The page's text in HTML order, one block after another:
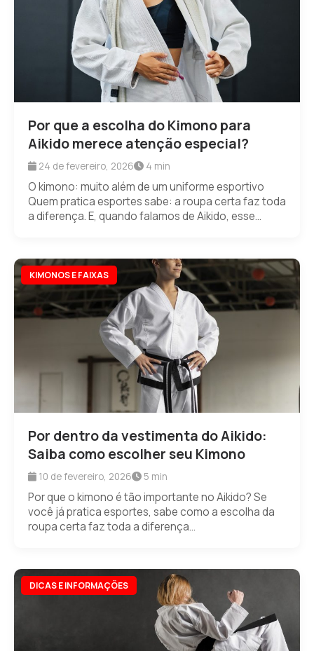
Por que a escolha do Kimono para
Aikido merece atenção especial?
24 de fevereiro, 2026 4 min
O kimono: muito além de um uniforme esportivo
Quem pratica esportes sabe: a roupa certa faz toda
a diferença. E, quando falamos de Aikido, esse...
KIMONOS E FAIXAS
Por dentro da vestimenta do Aikido:
Saiba como escolher seu Kimono
10 de fevereiro, 2026 5 min
Por que o kimono é tão importante no Aikido? Se
você já pratica esportes, sabe como a escolha da
roupa certa faz toda a diferença...
DICAS E INFORMAÇÕES